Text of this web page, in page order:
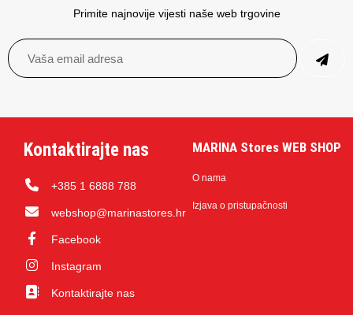
Primite najnovije vijesti naše web trgovine
Kontaktirajte nas
+385 1 6888 788
webshop@marinastores.hr
Facebook
Instagram
Kontaktirajte nas
MARINA Stores WEB SHOP
O nama
Izjava o pristupačnosti